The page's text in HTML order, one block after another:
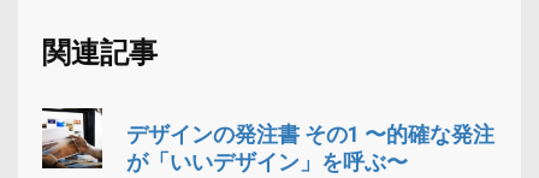
関連記事
デザインの発注書 その1 〜的確な発注
が「いいデザイン」を呼ぶ〜